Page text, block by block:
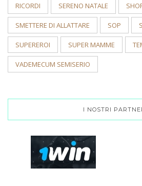
RICORDI SERENO NATALE
SMETTERE DI ALLATTARE SOP
SUPEREROI SUPER MAMME
VADEMECUM SEMISERIO
I NOSTRI